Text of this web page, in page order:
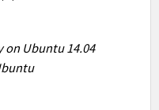
on Ubuntu 14.04